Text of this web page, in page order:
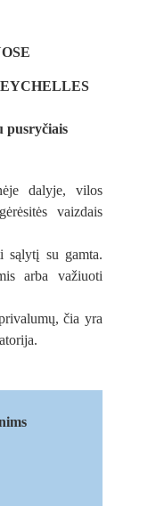
pusryčiais
dalyje, vilos
vaizdais
sąlytį su gamta.
arba važiuoti
čia yra